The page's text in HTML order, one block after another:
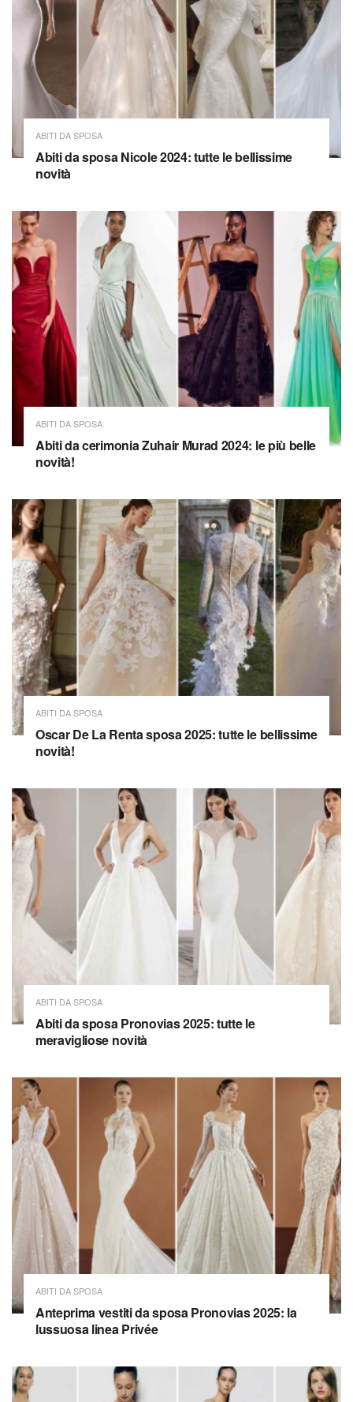
ABITI DA SPOSA
Abiti da sposa Nicole 2024: tutte le bellissime
novità
ABITI DA SPOSA
Abiti da cerimonia Zuhair Murad 2024: le più belle
novità!
ABITI DA SPOSA
Oscar De La Renta sposa 2025: tutte le bellissime
novità!
ABITI DA SPOSA
Abiti da sposa Pronovias 2025: tutte le
meravigliose novità
ABITI DA SPOSA
Anteprima vestiti da sposa Pronovias 2025: la
lussuosa linea Privée